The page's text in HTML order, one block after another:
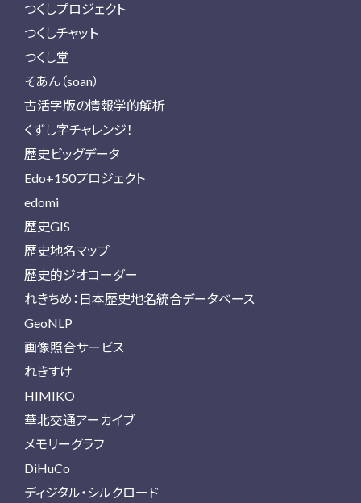
つくしプロジェクト
つくしチャット
つくし堂
そあん（soan）
古活字版の情報学的解析
くずし字チャレンジ！
歴史ビッグデータ
Edo+150プロジェクト
edomi
歴史GIS
歴史地名マップ
歴史的ジオコーダー
れきちめ：日本歴史地名統合データベース
GeoNLP
画像照合サービス
れきすけ
HIMIKO
華北交通アーカイブ
メモリーグラフ
DiHuCo
ディジタル・シルクロード